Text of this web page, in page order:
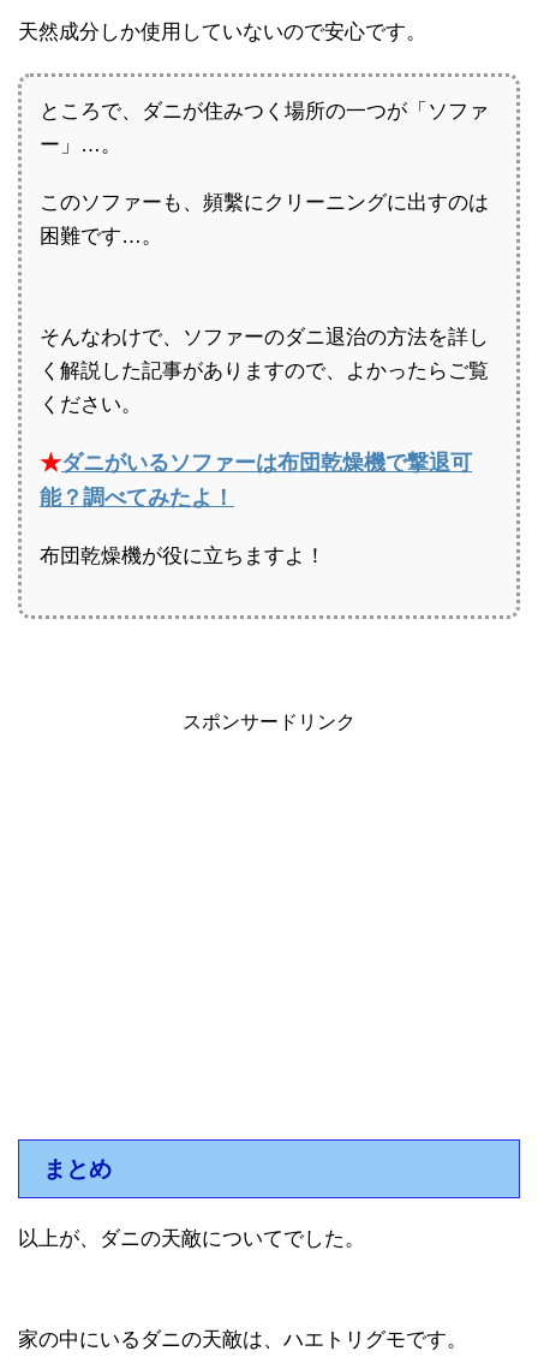
天然成分しか使用していないので安心です。
ところで、ダニが住みつく場所の一つが「ソファ
ー」…。
このソファーも、頻繫にクリーニングに出すのは
困難です…。
そんなわけで、ソファーのダニ退治の方法を詳し
く解説した記事がありますので、よかったらご覧
ください。
★ダニがいるソファーは布団乾燥機で撃退可
能？調べてみたよ！
布団乾燥機が役に立ちますよ！
スポンサードリンク
まとめ
以上が、ダニの天敵についてでした。
家の中にいるダニの天敵は、ハエトリグモです。